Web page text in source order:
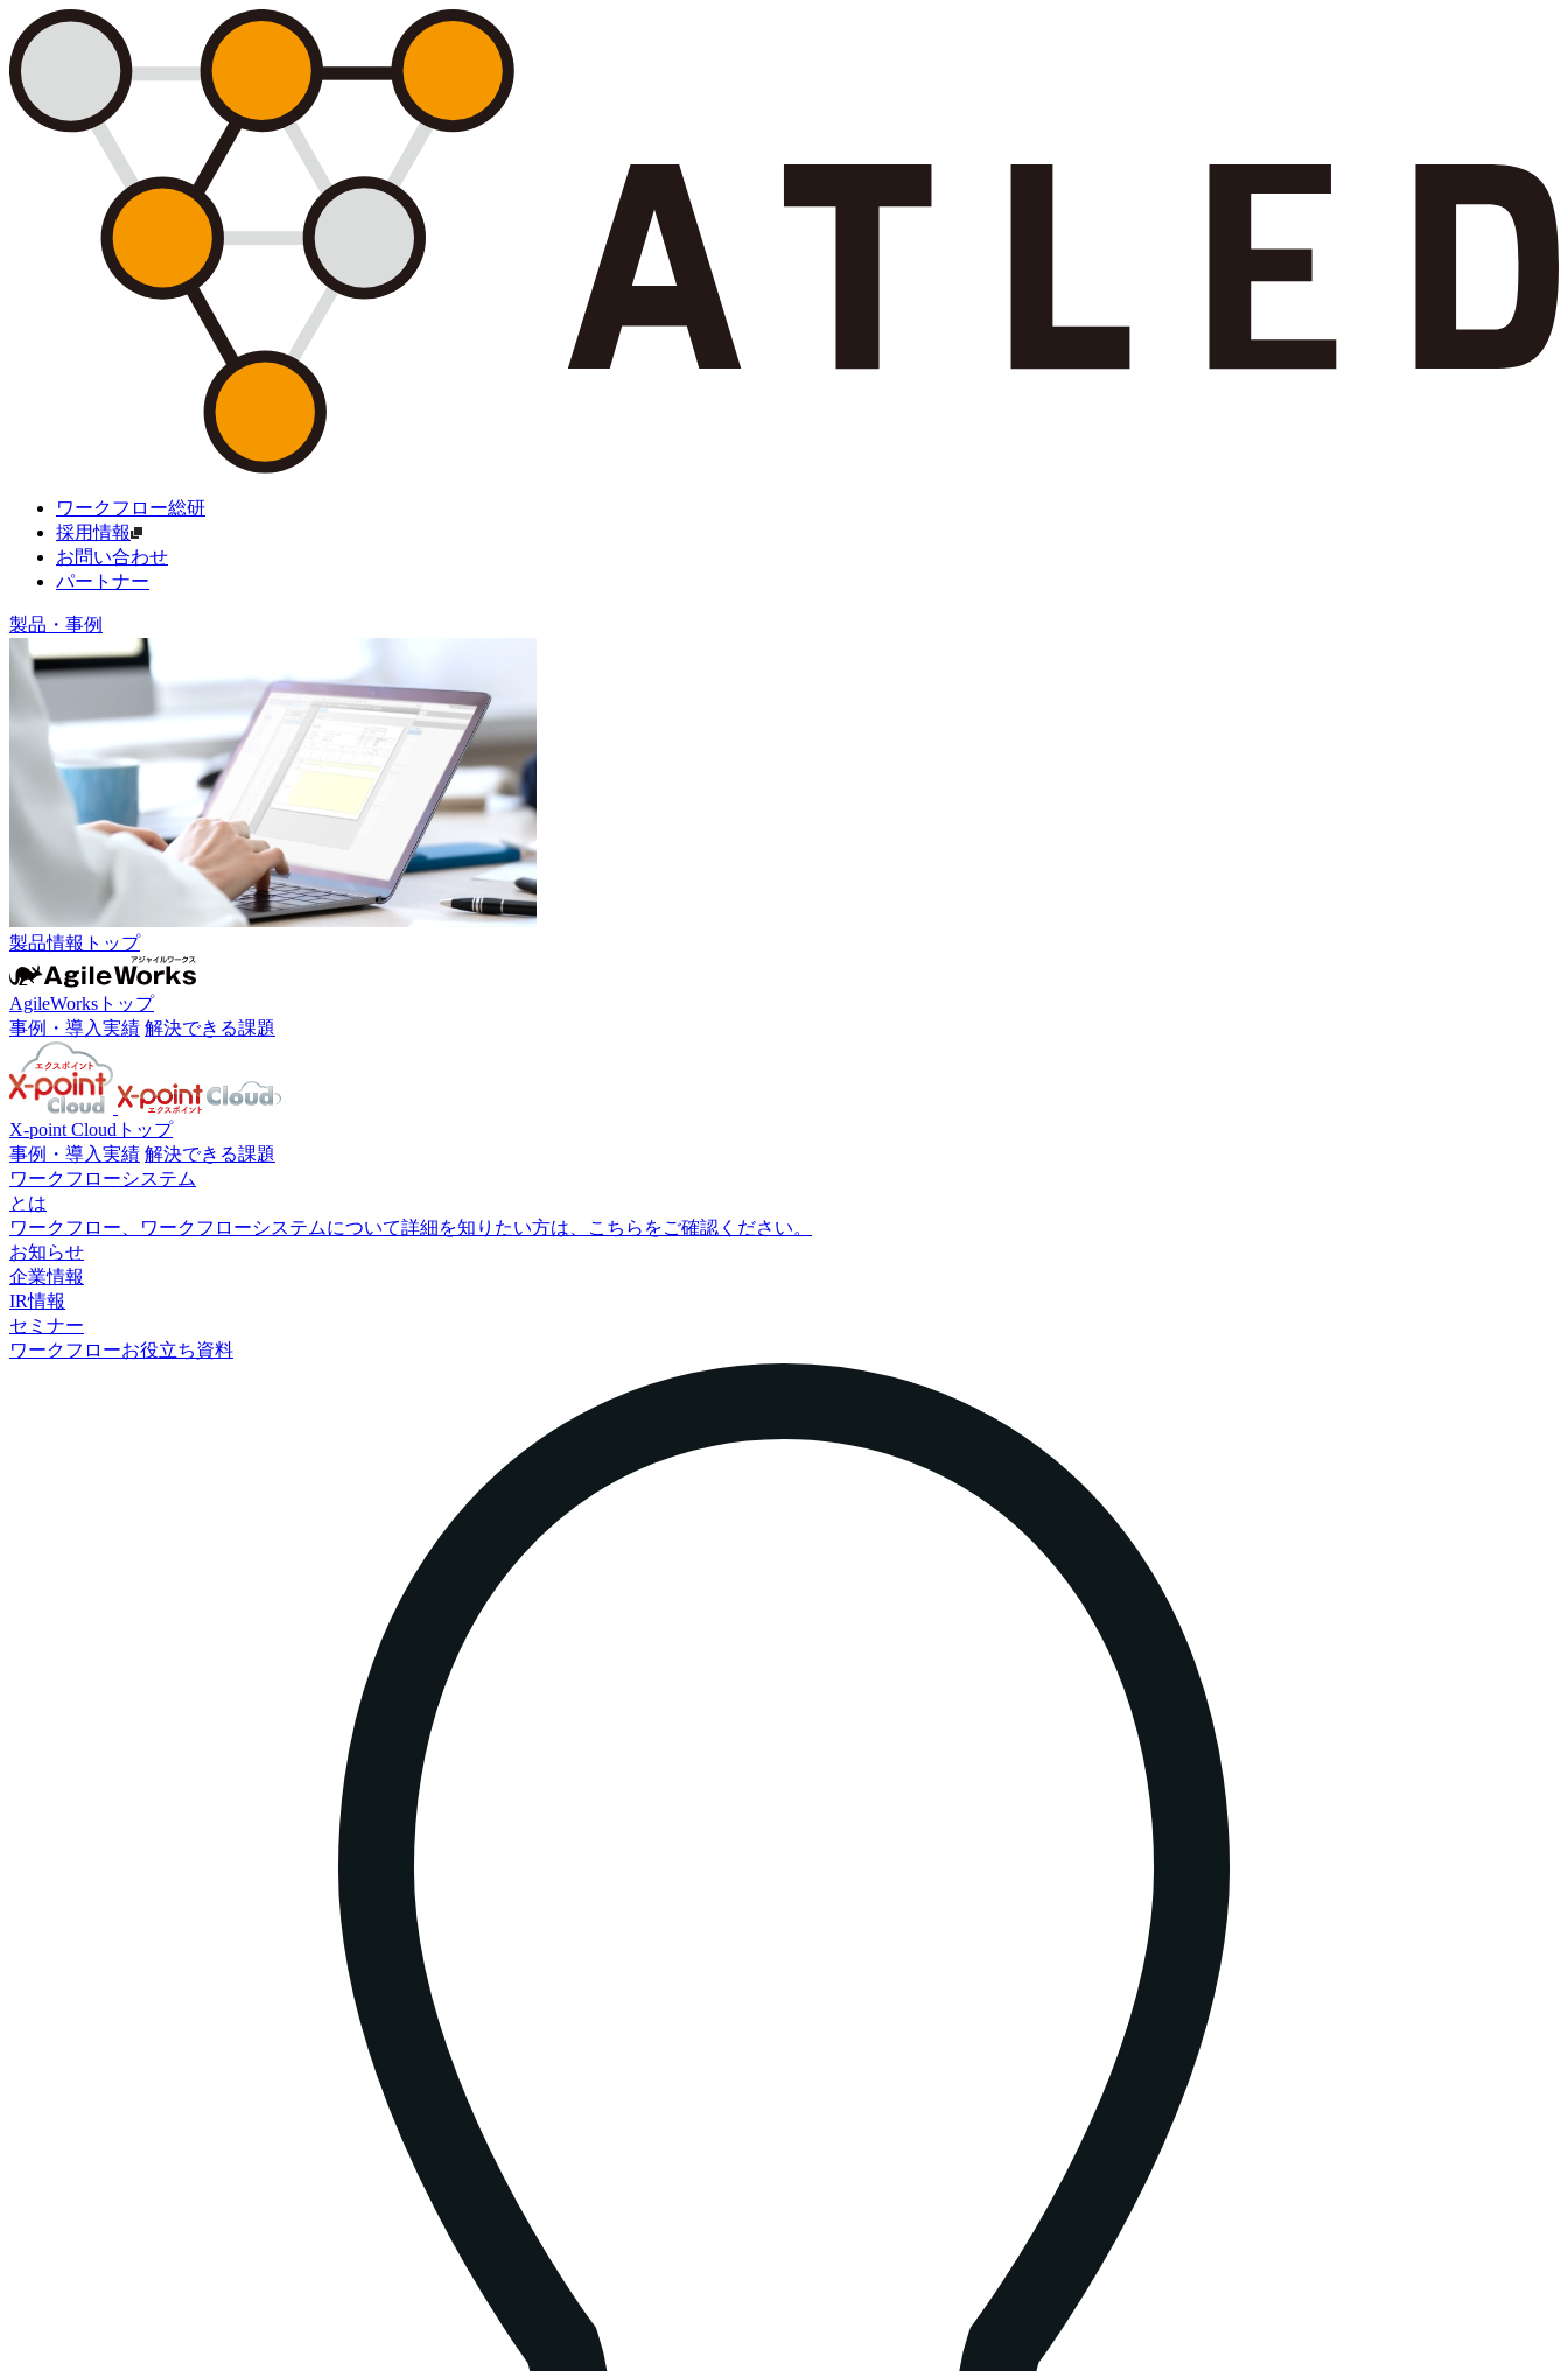
ワークフロー総研
採用情報
お問い合わせ
パートナー
製品・事例
製品情報トップ
AgileWorksトップ
事例・導入実績 解決できる課題
X-point Cloudトップ
事例・導入実績 解決できる課題
ワークフローシステム
とは
ワークフロー、ワークフローシステムについて詳細を知りたい方は、こちらをご確認ください。
お知らせ
企業情報
IR情報
セミナー
ワークフローお役立ち資料